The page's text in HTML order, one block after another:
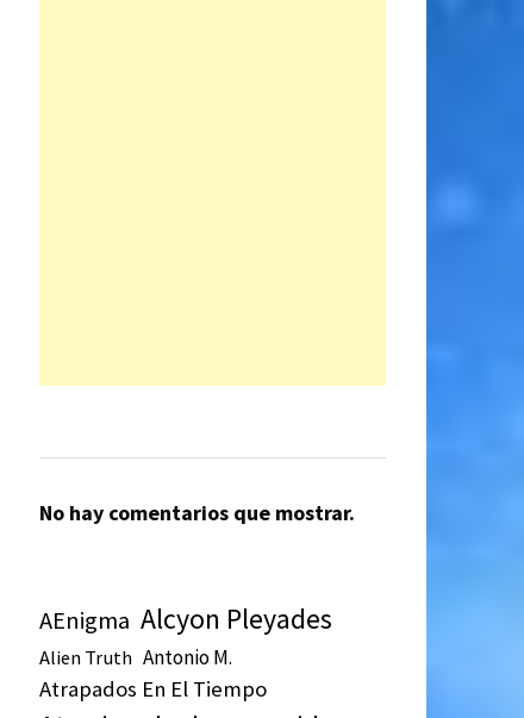
No hay comentarios que mostrar.
AEnigma Alcyon Pleyades
Alien Truth Antonio M.
Atrapados En El Tiempo